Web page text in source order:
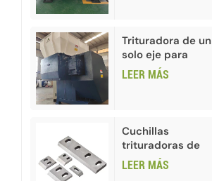
Trituradora de un
solo eje para
plástico HDPE
PVC
LEER MÁS
Cuchillas
trituradoras de
plástico para
reciclaje de
LEER MÁS